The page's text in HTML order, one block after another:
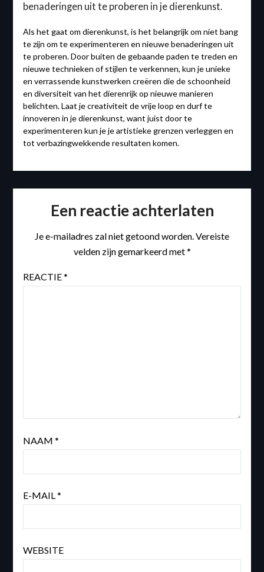
benaderingen uit te proberen in je dierenkunst.
Als het gaat om dierenkunst, is het belangrijk om niet bang
te zijn om te experimenteren en nieuwe benaderingen uit
te proberen. Door buiten de gebaande paden te treden en
nieuwe technieken of stijlen te verkennen, kun je unieke
en verrassende kunstwerken creëren die de schoonheid
en diversiteit van het dierenrijk op nieuwe manieren
belichten. Laat je creativiteit de vrije loop en durf te
innoveren in je dierenkunst, want juist door te
experimenteren kun je je artistieke grenzen verleggen en
tot verbazingwekkende resultaten komen.
Een reactie achterlaten
Je e-mailadres zal niet getoond worden.Vereiste
velden zijn gemarkeerd met*
REACTIE*
NAAM *
E-MAIL*
WEBSITE